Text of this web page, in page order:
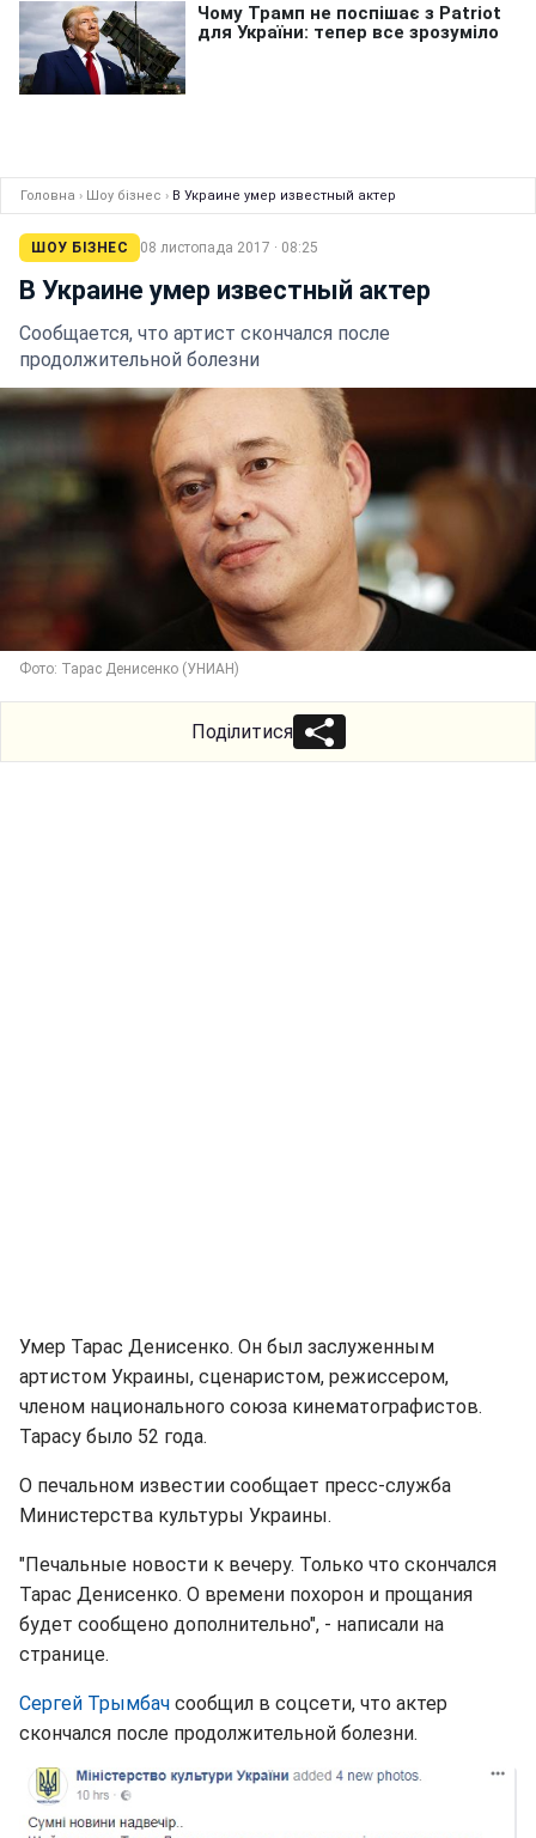
Головна › Шоу бізнес › В Украине умер известный актер
ШОУ БІЗНЕС 08 листопада 2017 · 08:25
В Украине умер известный актер
Сообщается, что артист скончался после
продолжительной болезни
Фото: Тарас Денисенко (УНИАН)
Поділитися
Умер Тарас Денисенко. Он был заслуженным
артистом Украины, сценаристом, режиссером,
членом национального союза кинематографистов.
Тарасу было 52 года.
О печальном известии сообщает пресс-служба
Министерства культуры Украины.
"Печальные новости к вечеру. Только что скончался
Тарас Денисенко. О времени похорон и прощания
будет сообщено дополнительно", - написали на
странице.
Сергей Трымбач сообщил в соцсети, что актер
скончался после продолжительной болезни.